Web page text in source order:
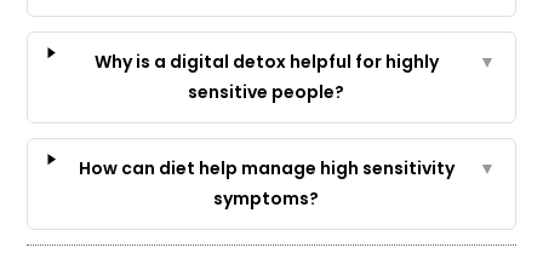
Why is a digital detox helpful for highly
sensitive people?
▼
How can diet help manage high sensitivity
symptoms?
▼